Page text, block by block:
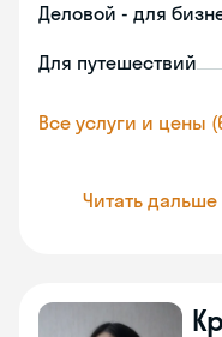
Деловой - для
Для путешествий
Все услуги и цены
Читать дальше